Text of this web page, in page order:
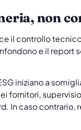
non
il controllo
e il
iniziano a
fornitori,
In caso contrario,